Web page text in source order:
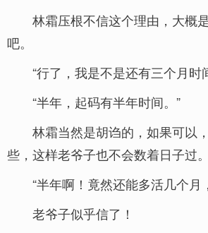
林霜压根不信这个理由，大概
吧。
“行了，我是不是还有三个月时
“半年，起码有半年时间。”
林霜当然是胡诌的，如果可以
些，这样老爷子也不会数着日子过。
“半年啊！竟然还能多活几个月
老爷子似乎信了！